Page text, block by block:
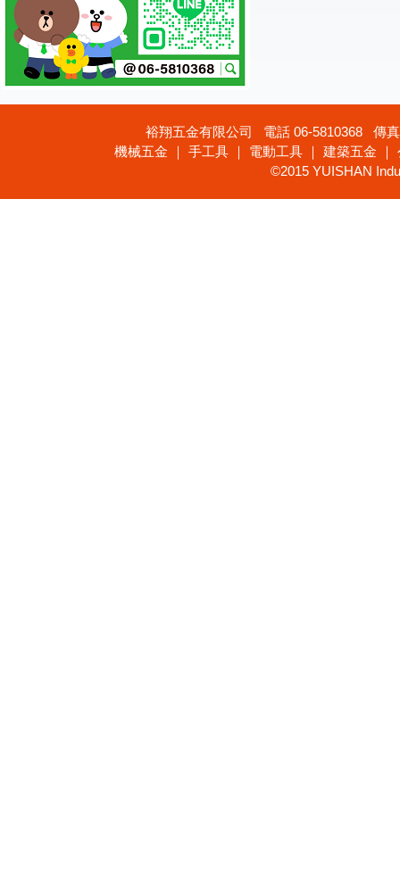
裕翔五金有限公司 電話 06-5810368 傳
機械五金 ｜ 手工具 ｜ 電動工具 ｜ 建築五金
©2015 YUISHAN